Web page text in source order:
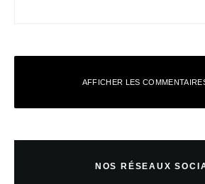
AFFICHER LES
NOS RÉSEAUX